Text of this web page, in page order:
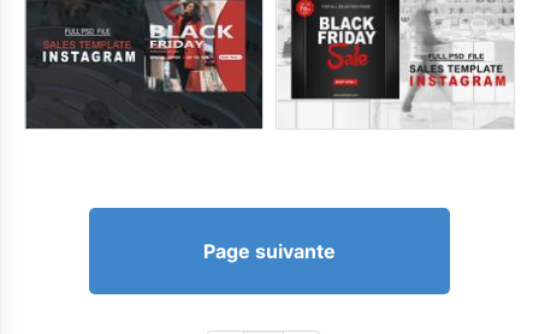
Page suivante